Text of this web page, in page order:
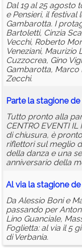
Dal 19 al 25 agosto
e Pensieri, il
Gambarotta. I
Bartoletti, Cinzia
Vecchi, Roberto
Veneziani, Maurizio
Cuzzocrea, Gino
Gambarotta, Marco
Zecchi.
Parte la stagione
Tutto pronto alla
CENTRO EVENTI
di chiusura, è
riflettori sul meglio
della danza e una
anniversario della
Al via la stagione
Da Alessio Boni e
passando per
Lino Guanciale,
Foglietta: al via il 5
di Verbania.